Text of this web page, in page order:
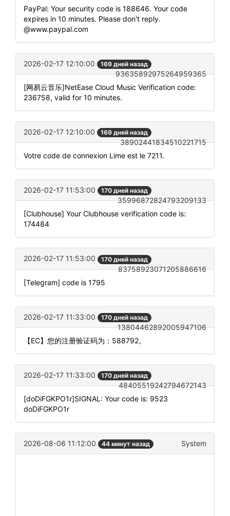
PayPal: Your security code is 188646. Your code
expires in 10 minutes. Please don't reply.
@www.paypal.com
2026-02-17 12:10:00 169 дней назад
93635892975264959365
[网易云音乐]NetEase Cloud Music Verification code:
236758, valid for 10 minutes.
2026-02-17 12:10:00 169 дней назад
38902441834510221715
Votre code de connexion Lime est le 7211.
2026-02-17 11:53:00 170 дней назад
35996872824793209133
[Clubhouse] Your Clubhouse verification code is:
174484
2026-02-17 11:53:00 170 дней назад
83758923071205886616
[Telegram] code is 1795
2026-02-17 11:33:00 170 дней назад
13804462892005947106
【EC】您的注册验证码为：588792。
2026-02-17 11:33:00 170 дней назад
48405519242794672143
[doDiFGKPO1r]SIGNAL: Your code is: 9523
doDiFGKPO1r
2026-08-06 11:12:00 44 минут назад System